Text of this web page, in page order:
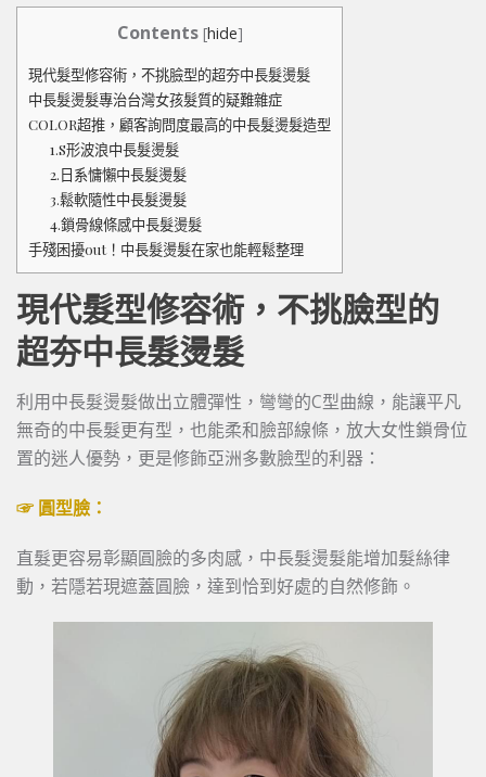
Contents [hide]
現代髮型修容術，不挑臉型的超夯中長髮燙髮
中長髮燙髮專治台灣女孩髮質的疑難雜症
COLOR超推，顧客詢問度最高的中長髮燙髮造型
1.S形波浪中長髮燙髮
2.日系慵懶中長髮燙髮
3.鬆軟隨性中長髮燙髮
4.鎖骨線條感中長髮燙髮
手殘困擾out！中長髮燙髮在家也能輕鬆整理
現代髮型修容術，不挑臉型的
超夯中長髮燙髮
利用中長髮燙髮做出立體彈性，彎彎的C型曲線，能讓平凡
無奇的中長髮更有型，也能柔和臉部線條，放大女性鎖骨位
置的迷人優勢，更是修飾亞洲多數臉型的利器：
☞ 圓型臉：
直髮更容易彰顯圓臉的多肉感，中長髮燙髮能增加髮絲律
動，若隱若現遮蓋圓臉，達到恰到好處的自然修飾。